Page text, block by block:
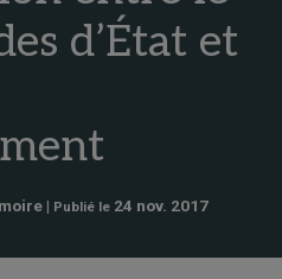
d’État et
| Publié le 24 nov. 2017